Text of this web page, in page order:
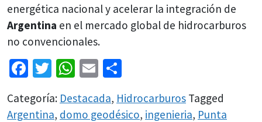
energética nacional y acelerar la integración de
Argentina en el mercado global de hidrocarburos
no convencionales.
Facebook
Twitter
WhatsApp
Email
Categoría: Destacada, Hidrocarburos Tagged
Argentina, domo geodésico, ingenieria, Punta